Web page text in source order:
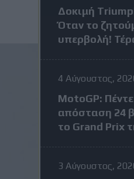
Δοκιμή
Όταν το
υπερβολή!
4 Αύγουστος,
MotoGP:
απόσταση 24
το Grand Prix
3 Αύγουστος,